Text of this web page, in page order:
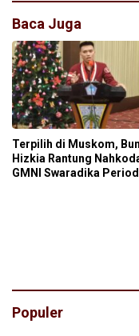
Baca Juga
Terpilih di Muskom,
Hizkia Rantung
GMNI Swaradika
Populer